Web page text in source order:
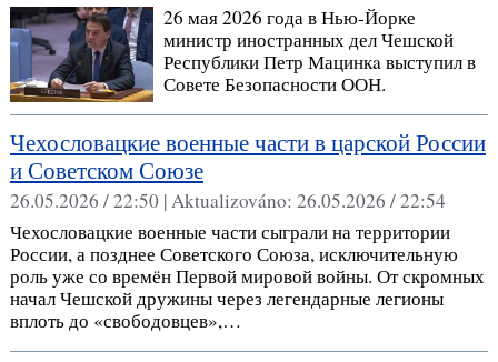
26 мая 2026 года в Нью‑Йорке
министр иностранных дел Чешской
Республики Петр Мацинкa выступил в
Совете Безопасности ООН.
Чехословацкие военные части в царской России
и Советском Союзе
26.05.2026 / 22:50 |Aktualizováno: 26.05.2026 / 22:54
Чехословацкие военные части сыграли на территории
России, а позднее Советского Союза, исключительную
роль уже со времён Первой мировой войны. От скромных
начал Чешской дружины через легендарные легионы
вплоть до «свободовцев»,…